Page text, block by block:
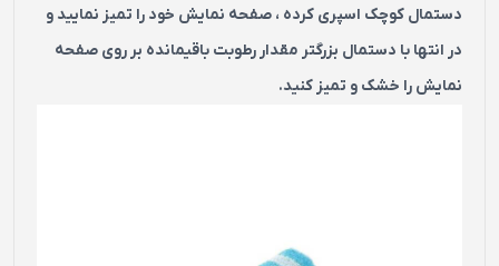
دستمال کوچک اسپری کرده ، صفحه نمایش خود را تمیز نمایید و
در انتها با دستمال بزرگتر مقدار رطوبت باقیمانده بر روی صفحه
نمایش را خشک و تمیز کنید.